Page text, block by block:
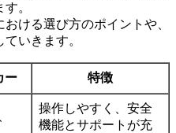
。
ける選び方のポイントや、
いきます。
ー 特徴
操作しやすく、安全
機能とサポートが充